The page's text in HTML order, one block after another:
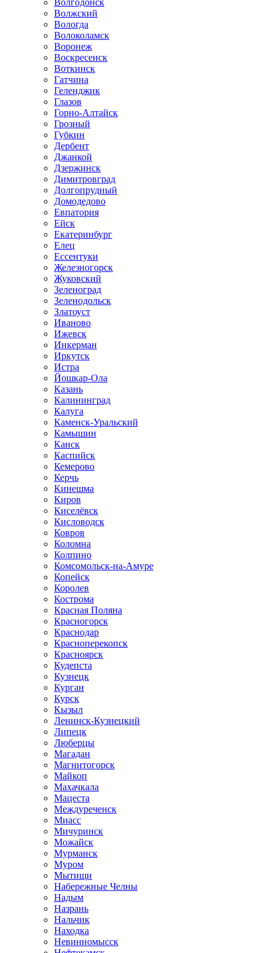
Волгодонск
Волжский
Вологда
Волоколамск
Воронеж
Воскресенск
Воткинск
Гатчина
Геленджик
Глазов
Горно-Алтайск
Грозный
Губкин
Дербент
Джанкой
Дзержинск
Димитровград
Долгопрудный
Домодедово
Евпатория
Ейск
Екатеринбург
Елец
Ессентуки
Железногорск
Жуковский
Зеленоград
Зеленодольск
Златоуст
Иваново
Ижевск
Инкерман
Иркутск
Истра
Йошкар-Ола
Казань
Калининград
Калуга
Каменск-Уральский
Камышин
Канск
Каспийск
Кемерово
Керчь
Кинешма
Киров
Киселёвск
Кисловодск
Ковров
Коломна
Колпино
Комсомольск-на-Амуре
Копейск
Королев
Кострома
Красная Поляна
Красногорск
Краснодар
Красноперекопск
Красноярск
Кудепста
Кузнецк
Курган
Курск
Кызыл
Ленинск-Кузнецкий
Липецк
Люберцы
Магадан
Магнитогорск
Майкоп
Махачкала
Мацеста
Междуреченск
Миасс
Мичуринск
Можайск
Мурманск
Муром
Мытищи
Набережные Челны
Надым
Назрань
Нальчик
Находка
Невинномысск